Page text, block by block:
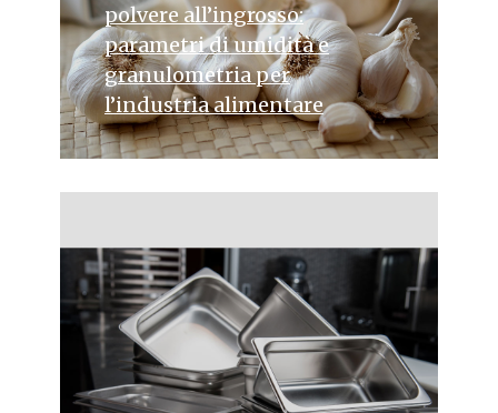
polvere all’ingrosso:
parametri di umidità e
granulometria per
l’industria alimentare